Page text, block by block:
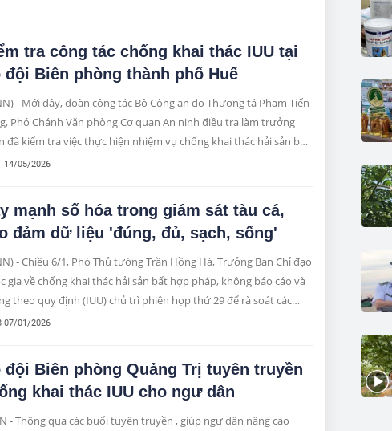
tra công tác chống khai thác IUU tại
đội Biên phòng thành phố Huế
- Mới đây, đoàn công tác Bộ Công an do Thượng tá Phạm Tiến
Phó Chánh Văn phòng Cơ quan An ninh điều tra làm trưởng
đã kiểm tra việc thực hiện nhiệm vụ chống khai thác hải sản bất
không báo cáo và không theo quy định (IUU) tại Bộ đội
14/05/2026
mạnh số hóa trong giám sát tàu cá,
đảm dữ liệu 'đúng, đủ, sạch, sống'
- Chiều 6/1, Phó Thủ tướng Trần Hồng Hà, Trưởng Ban Chỉ đạo
gia về chống khai thác hải sản bất hợp pháp, không báo cáo và
theo quy định (IUU) chủ trì phiên họp thứ 29 để rà soát các
vụ do Thủ tướng Chính phủ và Ban Chỉ đạo giao sau Phiên họp
07/01/2026
đội Biên phòng Quảng Trị tuyên truyền
khai thác IUU cho ngư dân
- Thông qua các buổi tuyên truyền , giúp ngư dân nâng cao